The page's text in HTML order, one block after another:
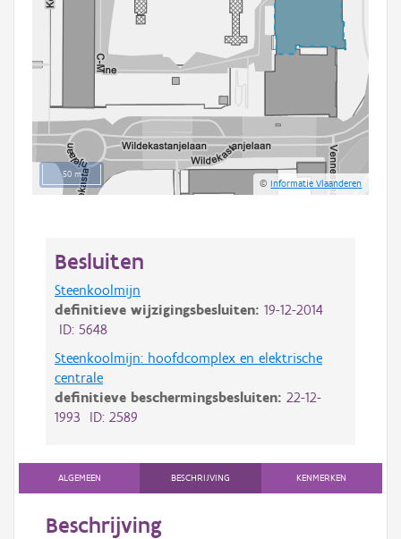
50 m
©Informatie Vlaanderen
Besluiten
Steenkoolmijn
definitieve wijzigingsbesluiten: 19-12-2014
ID: 5648
Steenkoolmijn: hoofdcomplex en elektrische
centrale
definitieve beschermingsbesluiten: 22-12-
1993 ID: 2589
ALGEMEEN BESCHRIJVING KENMERKEN
Beschrijving